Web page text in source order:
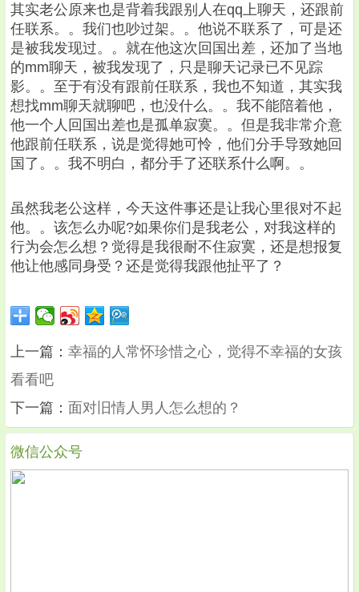
其实老公原来也是背着我跟别人在qq上聊天，还跟前
任联系。。我们也吵过架。。他说不联系了，可是还
是被我发现过。。就在他这次回国出差，还加了当地
的mm聊天，被我发现了，只是聊天记录已不见踪
影。。至于有没有跟前任联系，我也不知道，其实我
想找mm聊天就聊吧，也没什么。。我不能陪着他，
他一个人回国出差也是孤单寂寞。。但是我非常介意
他跟前任联系，说是觉得她可怜，他们分手导致她回
国了。。我不明白，都分手了还联系什么啊。。
虽然我老公这样，今天这件事还是让我心里很对不起
他。。该怎么办呢?如果你们是我老公，对我这样的
行为会怎么想？觉得是我很耐不住寂寞，还是想报复
他让他感同身受？还是觉得我跟他扯平了？
上一篇： 幸福的人常怀珍惜之心，觉得不幸福的女孩
看看吧
下一篇： 面对旧情人男人怎么想的？
微信公众号